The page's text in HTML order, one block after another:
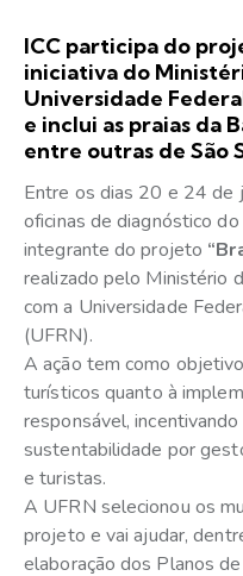
ICC participa do
iniciativa do
Universidade
e inclui as praias da
entre outras de São
Entre os dias 20 e 24 de
oficinas de diagnóstico do
integrante do projeto
realizado pelo Ministério
com a Universidade
(UFRN).
A ação tem como
turísticos quanto à
responsável,
sustentabilidade por
e turistas.
A UFRN selecionou os
projeto e vai ajudar,
elaboração dos Planos